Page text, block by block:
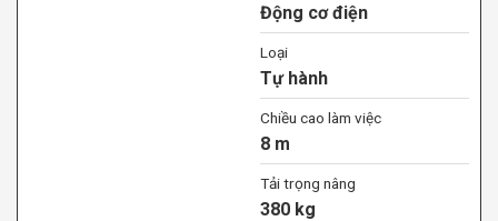
Động cơ điện
Loại
Tự hành
Chiều cao làm việc
8 m
Tải trọng nâng
380 kg